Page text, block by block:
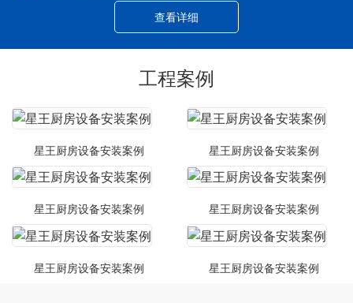
查看详细
工程案例
星王厨房设备安装案例 星王厨房设备安装案例
星王厨房设备安装案例 星王厨房设备安装案例
星王厨房设备安装案例 星王厨房设备安装案例